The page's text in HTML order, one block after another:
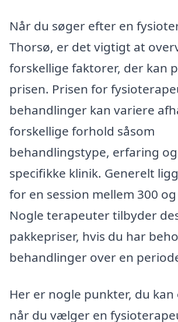
Når du søger efter en
Thorsø, er det vigtigt at
forskellige faktorer, der kan
prisen. Prisen for
behandlinger kan variere
forskellige forhold såsom
behandlingstype, erfaring
specifikke klinik. Generelt
for en session mellem 300
Nogle terapeuter tilbyder
pakkepriser, hvis du har
behandlinger over en
Her er nogle punkter, du kan
når du vælger en